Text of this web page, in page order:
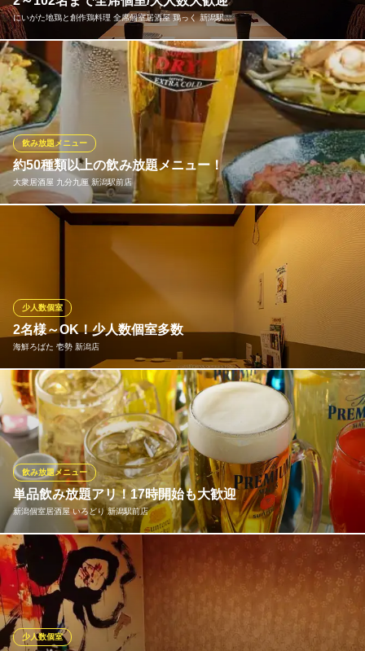
純米酒と旬の肴
ＪＲ新潟駅 徒歩28分
新潟県新潟市中央区東堀通9番町1402-2 イーストモート1
にいがた地鶏と創作鶏料理 全席個室居酒屋 鶏っく 新潟駅…
新潟駅5分!2～102名様まで【個室完備】しております。貸切もＯ
Ｋ！鶏っくだけのサプライズもお任せ下さい！和の落ち着いた空
間で、地鶏をたっぷり使用したお料理をお楽しみ頂きます♪会社宴
会や女子会、飲み会や宴会、打ち上げなどにおすすめです！ ※全
席禁煙です。5Fに喫煙スペースあり。
にいがた地鶏と創作鶏料理 全席個室居酒屋 鶏っく 新潟駅前
店
地鶏炭火居酒屋で飲み会
ＪＲ新潟駅 徒歩3分
約50種類以上の飲み放題メニュー！
大衆居酒屋 九分九厘 新潟駅前店
飲み放題メニュー
飲み放題は定番のリーズナブルなプランの他に+500円でエクスト
ラコールドの生ビールが追加に！キンキンに冷えた生ビールは料
理との相性も◎飲み放題は単品での注文もOK！定番のメニューに
ひと手間加えてアレンジした料理の数々と種類豊富な飲み放題で
楽しいひと時をお過ごしください。
大衆居酒屋 九分九厘 新潟駅前店
新潟駅前の大衆居酒屋
ＪＲ新潟駅 徒歩4分
新潟県新潟市中央区弁天1-2-11 弁天INGビル2F
2名様～OK！少人数個室多数
海鮮ろばた 壱勢 新潟店
少人数個室
お仕事終わり、同僚とお疲れ様の一杯を飲んで帰りたい日にも、
他のお客様と接することなくお楽しみいただける個室が便利で
す。2名様と少人数からご用意しておりますので、ご希望の際は気
軽にお伝えくださいませ！家の和室にいるかのような寛ぎ空間
で、ゆっくり鮮魚とお酒をご堪能いただけます。
海鮮ろばた 壱勢 新潟店
新潟鮮魚と地酒を個室で
ＪＲ新潟駅万代口 徒歩3分
新潟県新潟市中央区東大通1-5-30 HOKUYU BUIL 2
単品飲み放題アリ！17時開始も大歓迎
新潟個室居酒屋 いろどり 新潟駅前店
飲み放題メニュー
当店では、お得な【単品飲み放題コース：をご用意♪乾杯にぴった
りの生ビールから、自慢の海鮮料理に合う日本酒や、人気の果実
酒など約100種類のドリンクを揃えております！今ならクーポン利
用でお得に楽しめるかも！？お好きなお料理とともに、ドリンク
を飲み放題で心ゆくまでお楽しみください！
少人数個室